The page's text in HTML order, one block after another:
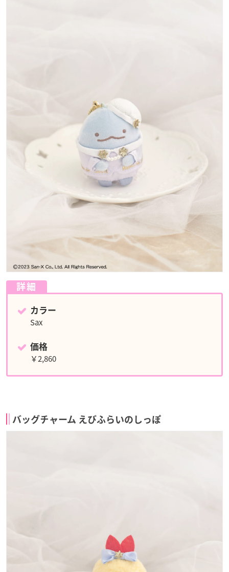
詳細
カラー
Sax
価格
￥2,860
バッグチャーム えびふらいのしっぽ